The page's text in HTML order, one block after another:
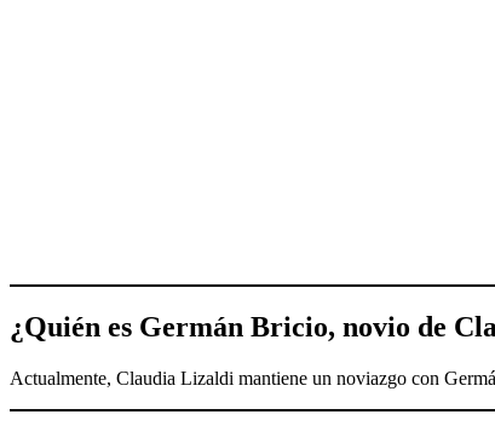
¿Quién es Germán Bricio, novio de
Actualmente, Claudia Lizaldi mantiene un noviazgo con